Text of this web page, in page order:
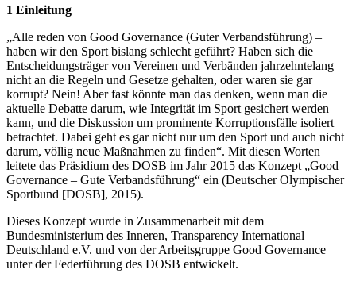
1 Einleitung
„Alle reden von Good Governance (Guter Verbandsführung) –
haben wir den Sport bislang schlecht geführt? Haben sich die
Entscheidungsträger von Vereinen und Verbänden jahrzehntelang
nicht an die Regeln und Gesetze gehalten, oder waren sie gar
korrupt? Nein! Aber fast könnte man das denken, wenn man die
aktuelle Debatte darum, wie Integrität im Sport gesichert werden
kann, und die Diskussion um prominente Korruptionsfälle isoliert
betrachtet. Dabei geht es gar nicht nur um den Sport und auch nicht
darum, völlig neue Maßnahmen zu finden“. Mit diesen Worten
leitete das Präsidium des DOSB im Jahr 2015 das Konzept „Good
Governance – Gute Verbandsführung“ ein (Deutscher Olympischer
Sportbund [DOSB], 2015).
Dieses Konzept wurde in Zusammenarbeit mit dem
Bundesministerium des Inneren, Transparency International
Deutschland e.V. und von der Arbeitsgruppe Good Governance
unter der Federführung des DOSB entwickelt.